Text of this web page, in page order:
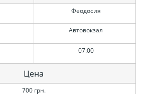
Феодосия
Автовокзал
07:00
Цена
700 грн.